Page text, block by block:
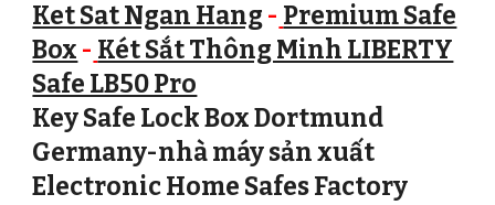
Ket Sat Ngan Hang - Premium Safe
Box - Két Sắt Thông Minh LIBERTY
Safe LB50 Pro
Key Safe Lock Box Dortmund
Germany-nhà máy sản xuất
Electronic Home Safes Factory